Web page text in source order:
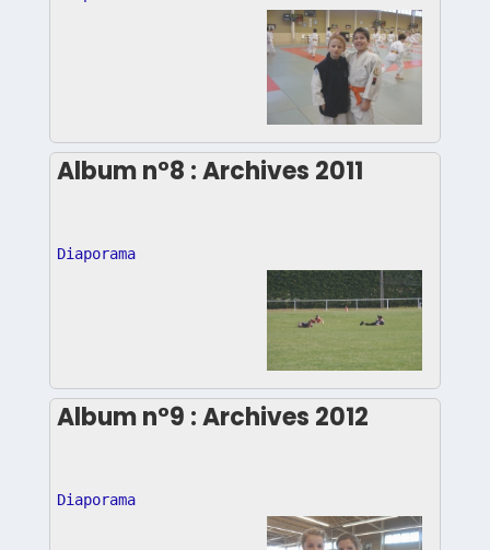
Album n°8 : Archives 2011
Diaporama
Album n°9 : Archives 2012
Diaporama